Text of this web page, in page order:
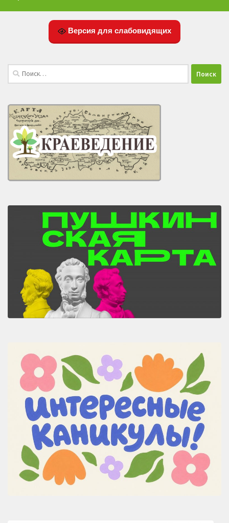
Версия для слабовидящих
Найти: